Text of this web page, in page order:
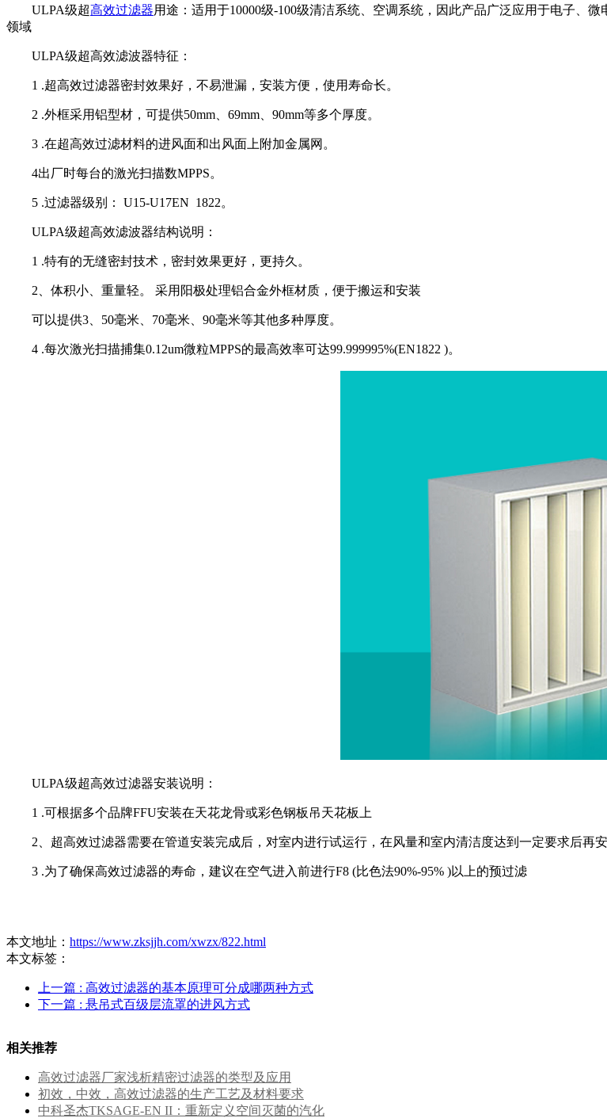
ULPA级超高效过滤器用途：适用于10000级-100级清洁系统、空调系统，因此产品广泛应用于电子、
领域
ULPA级超高效滤波器特征：
1 .超高效过滤器密封效果好，不易泄漏，安装方便，使用寿命长。
2 .外框采用铝型材，可提供50mm、69mm、90mm等多个厚度。
3 .在超高效过滤材料的进风面和出风面上附加金属网。
4出厂时每台的激光扫描数MPPS。
5 .过滤器级别： U15-U17EN 1822。
ULPA级超高效滤波器结构说明：
1 .特有的无缝密封技术，密封效果更好，更持久。
2、体积小、重量轻。 采用阳极处理铝合金外框材质，便于搬运和安装
可以提供3、50毫米、70毫米、90毫米等其他多种厚度。
4 .每次激光扫描捕集0.12um微粒MPPS的最高效率可达99.999995%(EN1822 )。
ULPA级超高效过滤器安装说明：
1 .可根据多个品牌FFU安装在天花龙骨或彩色钢板吊天花板上
2、超高效过滤器需要在管道安装完成后，对室内进行试运行，在风量和室内清洁度达到一定要求后再
3 .为了确保高效过滤器的寿命，建议在空气进入前进行F8 (比色法90%-95% )以上的预过滤
本文地址： https://www.zksjjh.com/xwzx/822.html
本文标签：
上一篇 : 高效过滤器的基本原理可分成哪两种方式
下一篇 : 悬吊式百级层流罩的进风方式
相关推荐
高效过滤器厂家浅析精密过滤器的类型及应用
初效，中效，高效过滤器的生产工艺及材料要求
中科圣杰TKSAGE-EN II：重新定义空间灭菌的汽化